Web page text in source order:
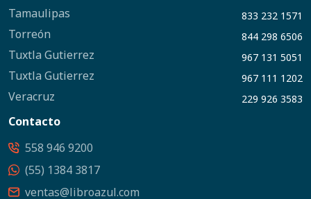
Tamaulipas 833 232 1571
Torreón 844 298 6506
Tuxtla Gutierrez 967 131 5051
Tuxtla Gutierrez 967 111 1202
Veracruz 229 926 3583
Contacto
558 946 9200
(55) 1384 3817
ventas@libroazul.com